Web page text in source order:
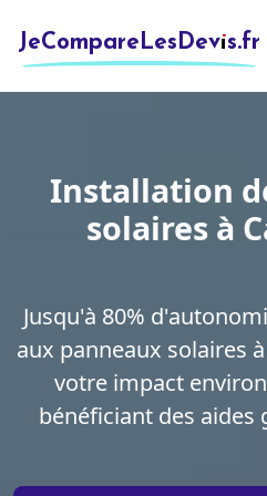
JeCompareLesDevis.fr
Installation
solaires à
Jusqu'à 80%
aux panneaux solaires
votre impact
bénéficiant des aides